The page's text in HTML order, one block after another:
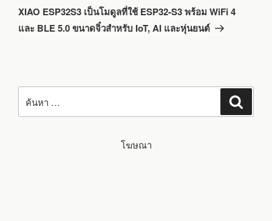
XIAO ESP32S3 เป็นโมดูลที่ใช้ ESP32-S3 พร้อม WiFi 4
และ BLE 5.0 ขนาดจิ๋วสำหรับ IoT, AI และหุ่นยนต์
ค้นหา:
โฆษณา